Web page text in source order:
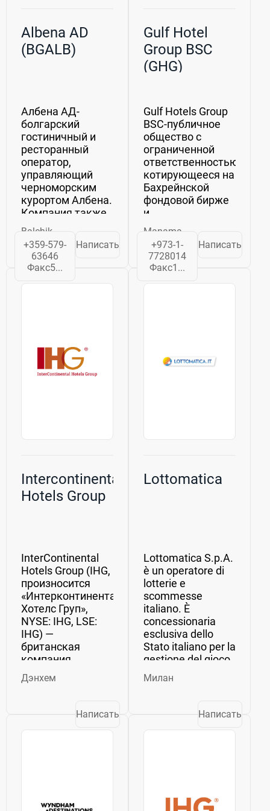
Albena AD
(BGALB)
Албена АД-
болгарский
гостиничный и
ресторанный
оператор,
управляющий
черноморским
курортом Албена.
Компания также
предоставляет
жилье на берегу
моря. Албена АД-
болгарский
ресторанный
Албена....
Balchik
+359-579-
63646
Факс5...
Написать
Gulf Hotel
Group BSC
(GHG)
Gulf Hotels Group
BSC-публичное
общество с
ограниченной
ответственностью,
котирующееся на
Бахрейнской
фондовой бирже
и
зарегистрированное
в 1967 году.
Послание
председателя.
имеет богатый
Manama
+973-1-
7728014
Факс1...
Написать
Intercontinental
Hotels Group
InterContinental
Hotels Group (IHG,
произносится
«Интерконтинентал
Хотелс Груп»,
NYSE: IHG, LSE:
IHG) —
британская
компания,
оператор
гостиничных
квартира — в
графство
Дэнхем
Написать
Lottomatica
Lottomatica S.p.A.
è un operatore di
lotterie e
scommesse
italiano. È
concessionaria
esclusiva dello
Stato italiano per la
gestione del gioco
del Lotto ed è la
filiale italiana del
International Game
volta...
Милан
Написать